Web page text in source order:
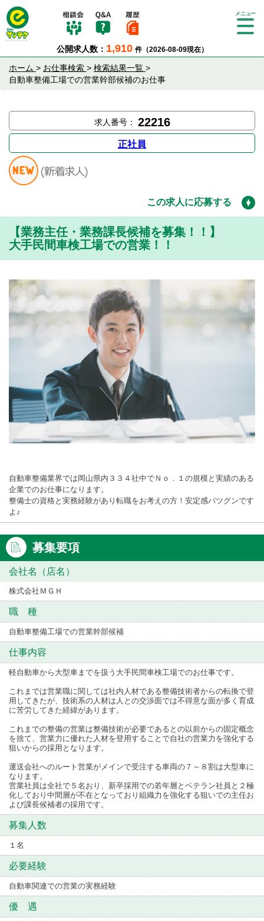
公開求人数： 1,910 件（2026-08-09現在）
Tog
ホーム > お仕事検索 > 検索結果一覧 >
自動車整備工場での営業幹部候補のお仕事
求人番号： 22216
正社員
この求人に応募する
【業務主任・業務課長候補を募集！！】
大手民間車検工場での営業！！
自動車整備業界では岡山県内３３４社中でＮｏ．１の規模と実績のある
企業でのお仕事になります。
整備士の資格と実務経験があり転職をお考えの方！安定感バツグンです
よ♪
募集要項
会社名（店名）
株式会社ＭＧＨ
職 種
自動車整備工場での営業幹部候補
仕事内容
軽自動車から大型車までを扱う大手民間車検工場でのお仕事です。
これまでは営業職に関しては社内人材である整備技術者からの転換で登
用してきたが、技術系の人材は人との交渉面では不得意な面が多く育成
に苦労してきた経緯があります。
これまでの整備の営業は整備技術が必要であるとの以前からの固定概念
を捨て、営業力に優れた人材を登用することで自社の営業力を強化する
狙いからの採用となります。
運送会社へのルート営業がメインで受注する車両の７～８割は大型車に
なります。
営業社員は全社で５名おり、新卒採用での若年層とベテラン社員と２極
化しており中間層が不在となっており組織力を強化する狙いでの主任お
よび課長候補者の採用です。
募集人数
１名
必要経験
自動車関連での営業の実務経験
優 遇